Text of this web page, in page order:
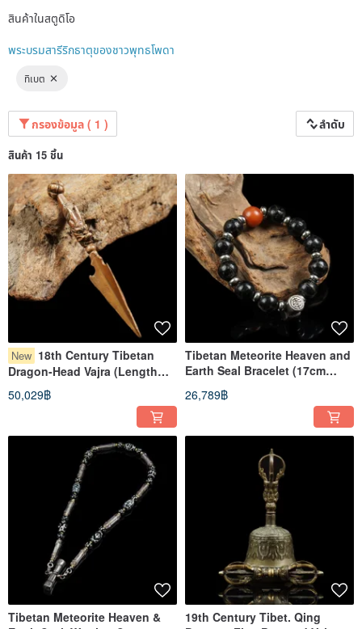
สินค้าในสตูดิโอ
พระบรมสารีริกธาตุของชาวพุทธโพดา
ทิเบต
กรองข้อมูล ( 1 ) ลำดับ
สินค้า 15 ชิ้น
New 18th Century Tibetan
Dragon-Head Vajra (Length
14.2 cm)
50,029฿
Tibetan Meteorite Heaven and
Earth Seal Bracelet (17cm
26,789฿
Tibetan Meteorite Heaven &
19th Century Tibet. Qing